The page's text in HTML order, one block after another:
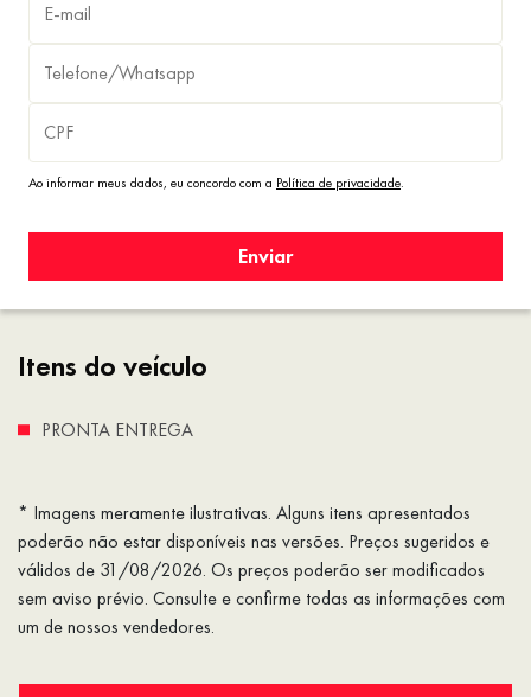
Itens do veículo
PRONTA ENTREGA
* Imagens meramente ilustrativas. Alguns itens apresentados
poderão não estar disponíveis nas versões. Preços sugeridos e
válidos de 31/08/2026. Os preços poderão ser modificados
sem aviso prévio. Consulte e confirme todas as informações com
um de nossos vendedores.
Ao informar meus dados, eu concordo com a Política de privacidade.
Enviar